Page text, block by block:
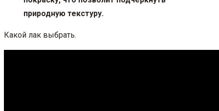
природную текстуру.
Какой лак выбрать.